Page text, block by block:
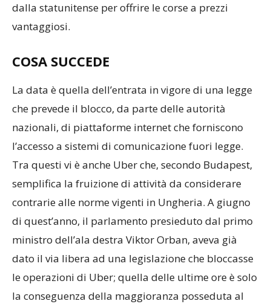
dalla statunitense per offrire le corse a prezzi
vantaggiosi.
COSA SUCCEDE
La data è quella dell’entrata in vigore di una legge
che prevede il blocco, da parte delle autorità
nazionali, di piattaforme internet che forniscono
l’accesso a sistemi di comunicazione fuori legge.
Tra questi vi è anche Uber che, secondo Budapest,
semplifica la fruizione di attività da considerare
contrarie alle norme vigenti in Ungheria. A giugno
di quest’anno, il parlamento presieduto dal primo
ministro dell’ala destra Viktor Orban, aveva già
dato il via libera ad una legislazione che bloccasse
le operazioni di Uber; quella delle ultime ore è solo
la conseguenza della maggioranza posseduta al